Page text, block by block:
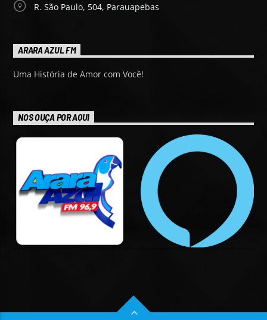
R. São Paulo, 504, Parauapebas
ARARA AZUL FM
Uma História de Amor com Você!
NOS OUÇA POR AQUI